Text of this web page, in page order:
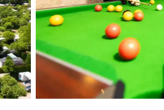
België
Luxemburg
Frankrijk
Zwitserland